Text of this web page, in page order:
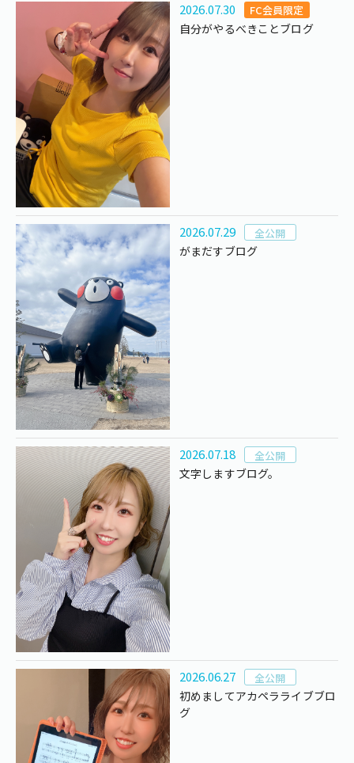
2026.07.30 FC会員限定
自分がやるべきことブログ
2026.07.29 全公開
がまだすブログ
2026.07.18 全公開
文字しますブログ。
2026.06.27 全公開
初めましてアカペラライブブロ
グ